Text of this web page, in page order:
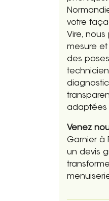
votre
Vire,
mesure
des
adaptées
Venez
Garnier à
un devis